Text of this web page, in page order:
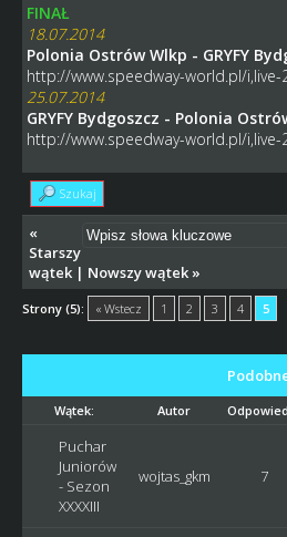
FINAŁ
18.07.2014
Polonia Ostrów Wlkp - GRYFY
http://www.speedway-world.pl/i,live-
25.07.2014
GRYFY Bydgoszcz - Polonia
http://www.speedway-world.pl/i,live-
Szukaj
«
Starszy
wątek| Nowszy wątek»
Strony (5): « Wstecz 1 2 3 4 5
Wątek: Autor
Puchar
Juniorów
- Sezon
XXXXIII
wojtas_gkm 7